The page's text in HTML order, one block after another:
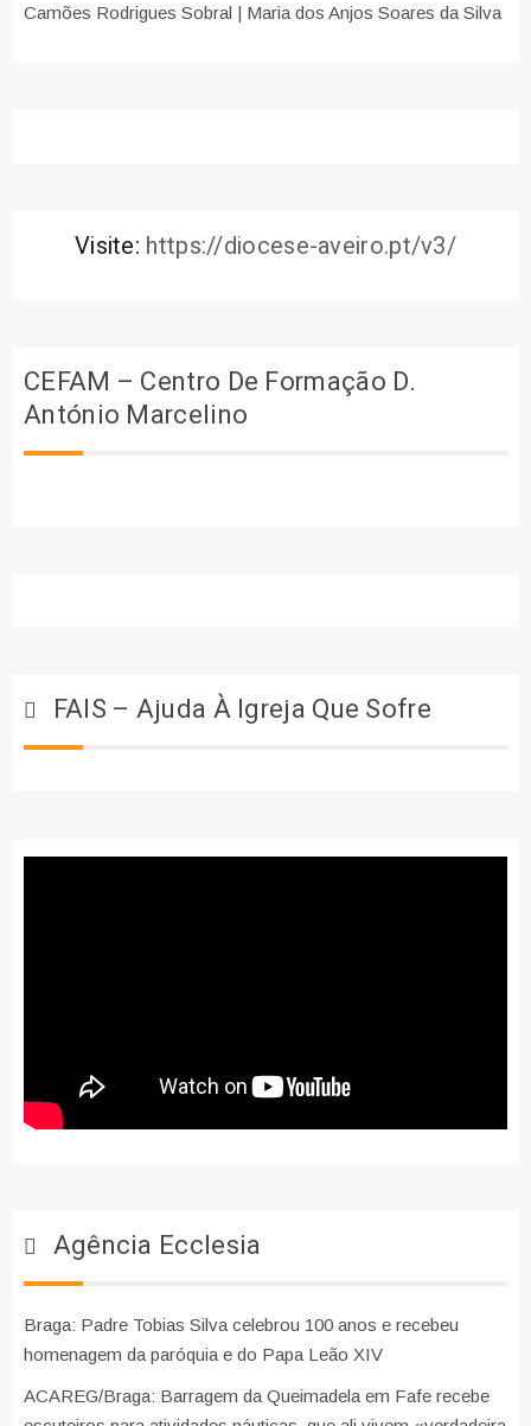
Camões Rodrigues Sobral | Maria dos Anjos Soares da Silva
Visite: https://diocese-aveiro.pt/v3/
CEFAM – Centro De Formação D.
António Marcelino
FAIS – Ajuda À Igreja Que Sofre
Agência Ecclesia
Braga: Padre Tobias Silva celebrou 100 anos e recebeu
homenagem da paróquia e do Papa Leão XIV
ACAREG/Braga: Barragem da Queimadela em Fafe recebe